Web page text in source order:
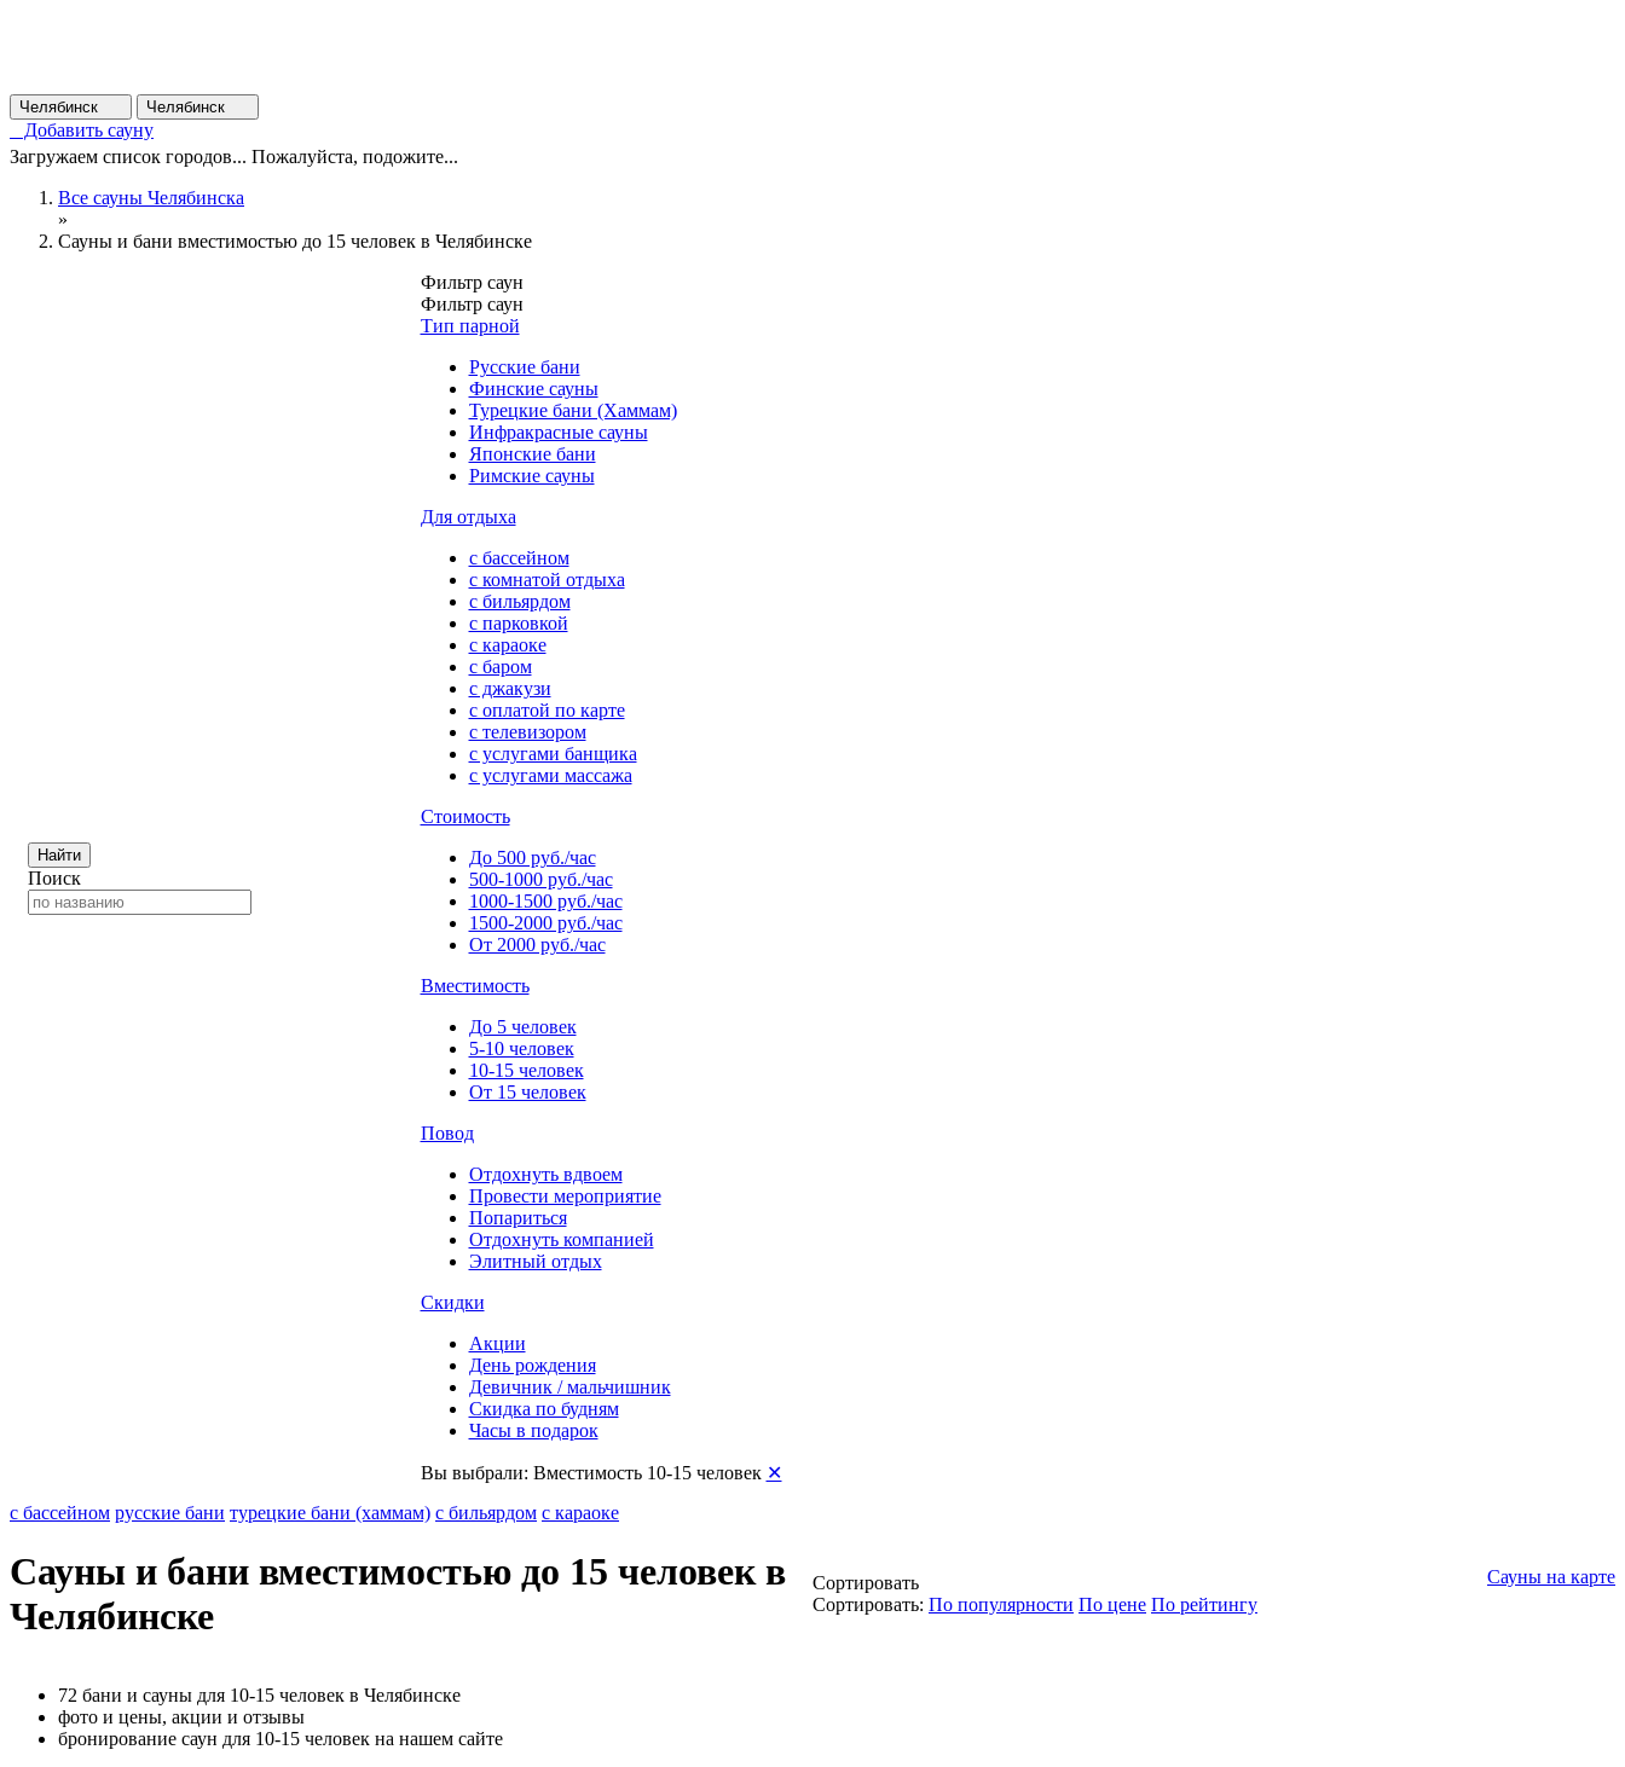
Челябинск Челябинск
Добавить сауну
Загружаем список городов... Пожалуйста, подожите...
Все сауны Челябинска
»
Сауны и бани вместимостью до 15 человек в Челябинске
Найти
Поиск
Фильтр саун
Фильтр саун
Тип парной
Русские бани
Финские сауны
Турецкие бани (Хаммам)
Инфракрасные сауны
Японские бани
Римские сауны
Для отдыха
с бассейном
с комнатой отдыха
с бильярдом
с парковкой
с караоке
с баром
с джакузи
с оплатой по карте
с телевизором
с услугами банщика
с услугами массажа
Стоимость
До 500 руб./час
500-1000 руб./час
1000-1500 руб./час
1500-2000 руб./час
От 2000 руб./час
Вместимость
До 5 человек
5-10 человек
10-15 человек
От 15 человек
Повод
Отдохнуть вдвоем
Провести мероприятие
Попариться
Отдохнуть компанией
Элитный отдых
Скидки
Акции
День рождения
Девичник / мальчишник
Скидка по будням
Часы в подарок
Вы выбрали: Вместимость 10-15 человек ✕
с бассейном русские бани турецкие бани (хаммам) с бильярдом с караоке
Сауны и бани вместимостью до 15 человек в
Челябинске
Сауны на карте
Сортировать
Сортировать: По популярности По цене По рейтингу
72 бани и сауны для 10-15 человек в Челябинске
фото и цены, акции и отзывы
бронирование саун для 10-15 человек на нашем сайте